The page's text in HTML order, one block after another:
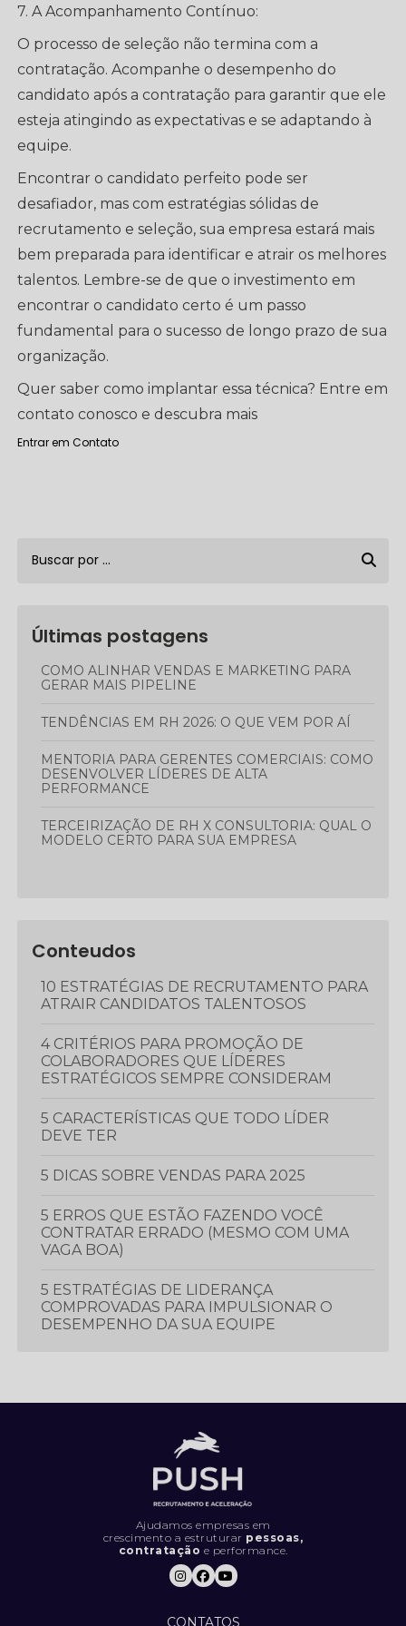
7. A Acompanhamento Contínuo:
O processo de seleção não termina com a
contratação. Acompanhe o desempenho do
candidato após a contratação para garantir que ele
esteja atingindo as expectativas e se adaptando à
equipe.
Encontrar o candidato perfeito pode ser
desafiador, mas com estratégias sólidas de
recrutamento e seleção, sua empresa estará mais
bem preparada para identificar e atrair os melhores
talentos. Lembre-se de que o investimento em
encontrar o candidato certo é um passo
fundamental para o sucesso de longo prazo de sua
organização.
Quer saber como implantar essa técnica? Entre em
contato conosco e descubra mais
Entrar em Contato
Últimas postagens
COMO ALINHAR VENDAS E MARKETING PARA
GERAR MAIS PIPELINE
TENDÊNCIAS EM RH 2026: O QUE VEM POR AÍ
MENTORIA PARA GERENTES COMERCIAIS: COMO
DESENVOLVER LÍDERES DE ALTA
PERFORMANCE
TERCEIRIZAÇÃO DE RH X CONSULTORIA: QUAL O
MODELO CERTO PARA SUA EMPRESA
Conteudos
10 ESTRATÉGIAS DE RECRUTAMENTO PARA
ATRAIR CANDIDATOS TALENTOSOS
4 CRITÉRIOS PARA PROMOÇÃO DE
COLABORADORES QUE LÍDERES
ESTRATÉGICOS SEMPRE CONSIDERAM
5 CARACTERÍSTICAS QUE TODO LÍDER
DEVE TER
5 DICAS SOBRE VENDAS PARA 2025
5 ERROS QUE ESTÃO FAZENDO VOCÊ
CONTRATAR ERRADO (MESMO COM UMA
VAGA BOA)
5 ESTRATÉGIAS DE LIDERANÇA
COMPROVADAS PARA IMPULSIONAR O
DESEMPENHO DA SUA EQUIPE
O DESEMPENHO DA SUA EQUIPE DE
CONTRATANDO DA FORMA ERRADA (E
COMO RESOLVER).
Ajudamos empresas em
crescimento a estruturar pessoas,
contratação e performance.
CONTATOS